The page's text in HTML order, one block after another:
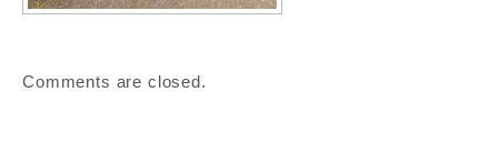
Comments are closed.